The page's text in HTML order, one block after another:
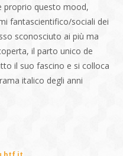
proprio questo mood,
fantascientifico/sociali dei
sconosciuto ai più ma
il parto unico de
il suo fascino e si colloca
italico degli anni